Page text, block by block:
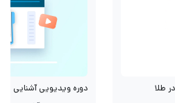
طلا
دوره ویدیویی آشنایی با